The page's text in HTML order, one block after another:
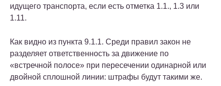
идущего транспорта, если есть отметка 1.1., 1.3 или
1.11.
Как видно из пункта 9.1.1. Среди правил закон не
разделяет ответственность за движение по
«встречной полосе» при пересечении одинарной или
двойной сплошной линии: штрафы будут такими же.